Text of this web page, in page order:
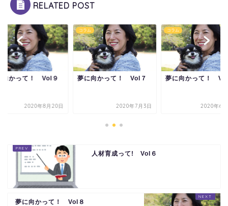
RELATED POST
向かって！ Vol９
2020年8月20日
コラム
夢に向かって！ Vol７
2020年7月3日
コラム
夢に向かって！
2020年6
人材育成って! Vol６
夢に向かって！ Vol８